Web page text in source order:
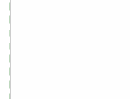
Вагнер, Карл Эдвард
Валентинов, Андрей
ван Зайчик, Хольм
ван Ластбадер, Эрик
Вартанов, Степан
Васильев, Владимир
Васина, Екатерина